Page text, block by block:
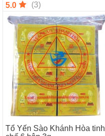
5.0 (3)
Tổ Yến Sào Khánh Hòa tinh